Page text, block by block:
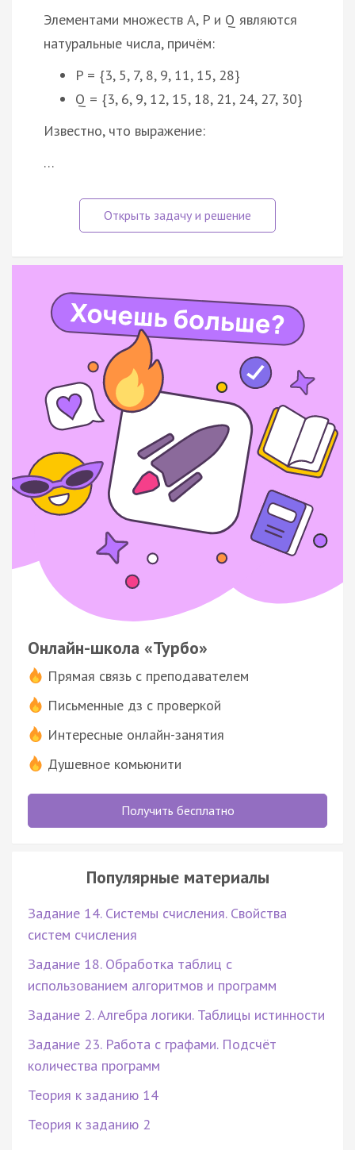
Элементами множеств A, P и Q являются
натуральные числа, причём:
P = {3, 5, 7, 8, 9, 11, 15, 28}
Q = {3, 6, 9, 12, 15, 18, 21, 24, 27, 30}
Известно, что выражение:
…
Онлайн-школа «Турбо»
Прямая связь с преподавателем
Письменные дз с проверкой
Интересные онлайн-занятия
Душевное комьюнити
Получить бесплатно
Популярные материалы
Задание 14. Системы счисления. Свойства
систем счисления
Задание 18. Обработка таблиц с
использованием алгоритмов и программ
Задание 2. Алгебра логики. Таблицы истинности
Задание 23. Работа с графами. Подсчёт
количества программ
Теория к заданию 14
Теория к заданию 2